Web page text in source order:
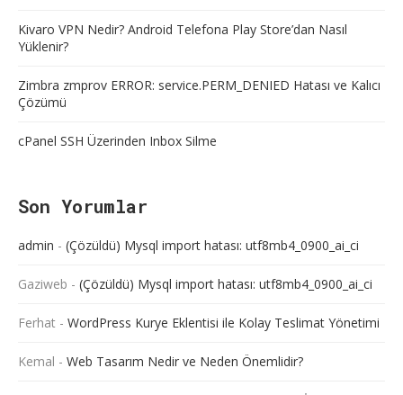
Kivaro VPN Nedir? Android Telefona Play Store’dan Nasıl
Yüklenir?
Zimbra zmprov ERROR: service.PERM_DENIED Hatası ve Kalıcı
Çözümü
cPanel SSH Üzerinden Inbox Silme
Son Yorumlar
admin - (Çözüldü) Mysql import hatası: utf8mb4_0900_ai_ci
Gaziweb - (Çözüldü) Mysql import hatası: utf8mb4_0900_ai_ci
Ferhat - WordPress Kurye Eklentisi ile Kolay Teslimat Yönetimi
Kemal - Web Tasarım Nedir ve Neden Önemlidir?